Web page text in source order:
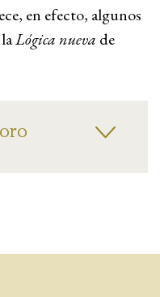
en efecto, algunos
laLógica nueva de